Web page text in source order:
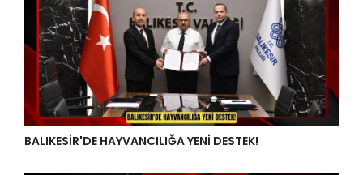
BALIKESİR'DE HAYVANCILIĞA YENİ DESTEK!